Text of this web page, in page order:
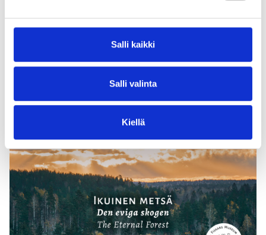
Salli kaikki
Salli valinta
Kiellä
till “Trakthuggning År 1844 af J.W.Aspelin. “Signerat:
J.W.Aspelin. Lähde: Fiskarsin historiallinen arkisto.
Lähde: Fiskarsin museo
: Kim Svennblad
Video tuotanto: Linus Westerlund
: Kim Svennblad